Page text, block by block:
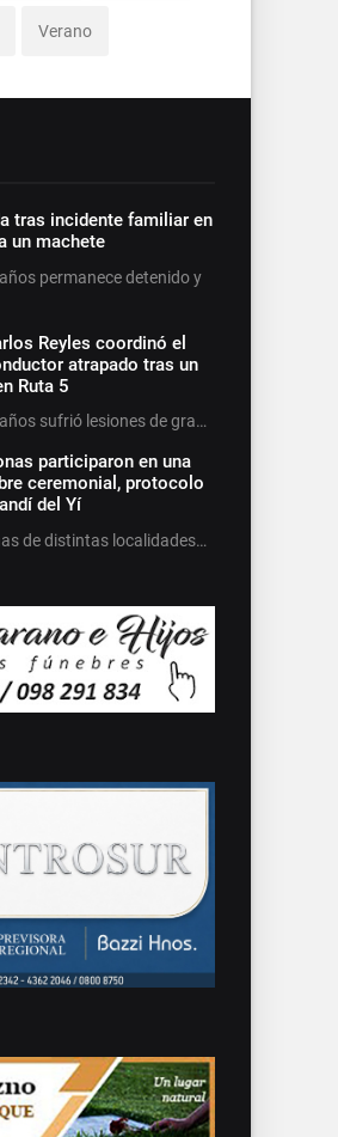
Verano
tras incidente familiar en
un machete
permanece detenido y
Reyles coordinó el
atrapado tras un
Ruta 5
sufrió lesiones de gra…
participaron en una
ceremonial, protocolo
del Yí
de distintas localidades…